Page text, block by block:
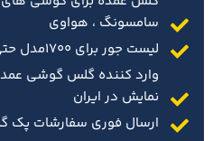
سامسونگ ، هواوی
لیست جور برای 1700مدل حتی مدل های جدید
وارد کننده گلس گوشی
نمایش در ایران
ارسال فوری سفارشات پک